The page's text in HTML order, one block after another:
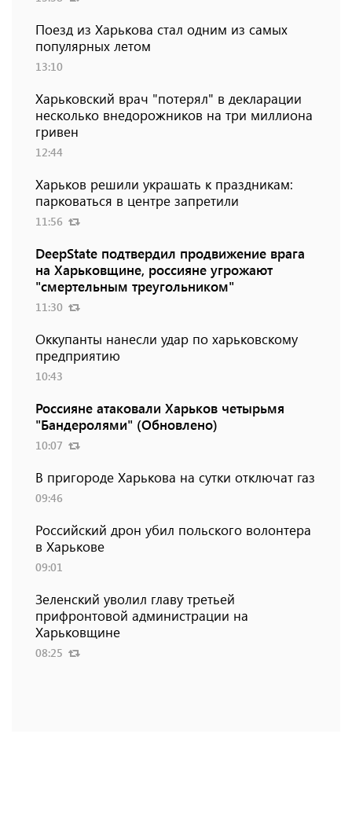
Поезд из Харькова стал одним из самых
популярных летом
13:10
Харьковский врач "потерял" в декларации
несколько внедорожников на три миллиона
гривен
12:44
Харьков решили украшать к праздникам:
парковаться в центре запретили
11:56
DeepState подтвердил продвижение врага
на Харьковщине, россияне угрожают
"смертельным треугольником"
11:30
Оккупанты нанесли удар по харьковскому
предприятию
10:43
Россияне атаковали Харьков четырьмя
"Бандеролями" (Обновлено)
10:07
В пригороде Харькова на сутки отключат газ
09:46
Российский дрон убил польского волонтера
в Харькове
09:01
Зеленский уволил главу третьей
прифронтовой администрации на
Харьковщине
08:25